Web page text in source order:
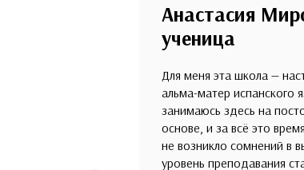
Анастасия
ученица
Для меня эта школа —
альма-матер испанского
занимаюсь здесь на
основе, и за всё это
не возникло сомнений в
уровень преподавания